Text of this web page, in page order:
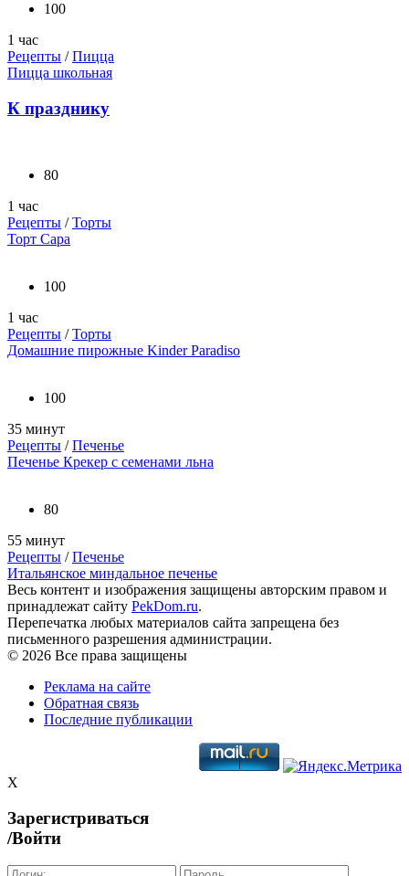
100
1 час
Рецепты /Пицца
Пицца школьная
К празднику
80
1 час
Рецепты /Торты
Торт Сара
100
1 час
Рецепты /Торты
Домашние пирожные Kinder Paradiso
100
35 минут
Рецепты /Печенье
Печенье Крекер с семенами льна
80
55 минут
Рецепты /Печенье
Итальянское миндальное печенье
Весь контент и изображения защищены авторским правом и
принадлежат сайту PekDom.ru.
Перепечатка любых материалов сайта запрещена без
письменного разрешения администрации.
© 2026 Все права защищены
Реклама на сайте
Обратная связь
Последние публикации
X
Зарегистриваться
/Войти